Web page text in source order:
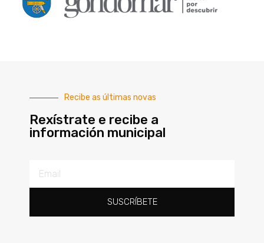
Recibe as últimas novas
Rexístrate e recibe a
información municipal
SUSCRÍBETE